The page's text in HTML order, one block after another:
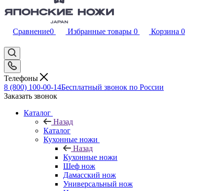
Сравнение0 Избранные товары 0 Корзина 0
Телефоны
8 (800) 100-00-14Бесплатный звонок по России
Заказать звонок
Каталог
Назад
Каталог
Кухонные ножи
Назад
Кухонные ножи
Шеф нож
Дамасский нож
Универсальный нож